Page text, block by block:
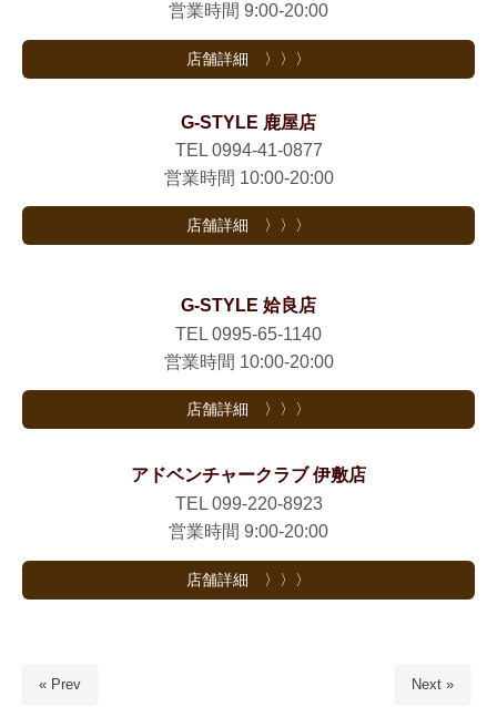
営業時間 9:00-20:00
店舗詳細 〉〉〉
G-STYLE 鹿屋店
TEL 0994-41-0877
営業時間 10:00-20:00
店舗詳細 〉〉〉
G-STYLE 姶良店
TEL 0995-65-1140
営業時間 10:00-20:00
店舗詳細 〉〉〉
アドベンチャークラブ 伊敷店
TEL 099-220-8923
営業時間 9:00-20:00
店舗詳細 〉〉〉
« Prev Next »